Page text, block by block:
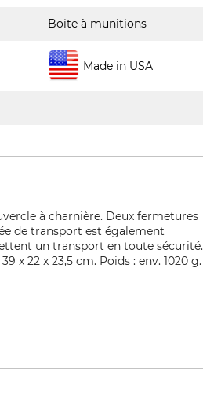
Boîte à munitions
Made in USA
à charnière. Deux fermetures
de transport est également
un transport en toute sécurité.
x 22 x 23,5 cm. Poids : env. 1020 g.